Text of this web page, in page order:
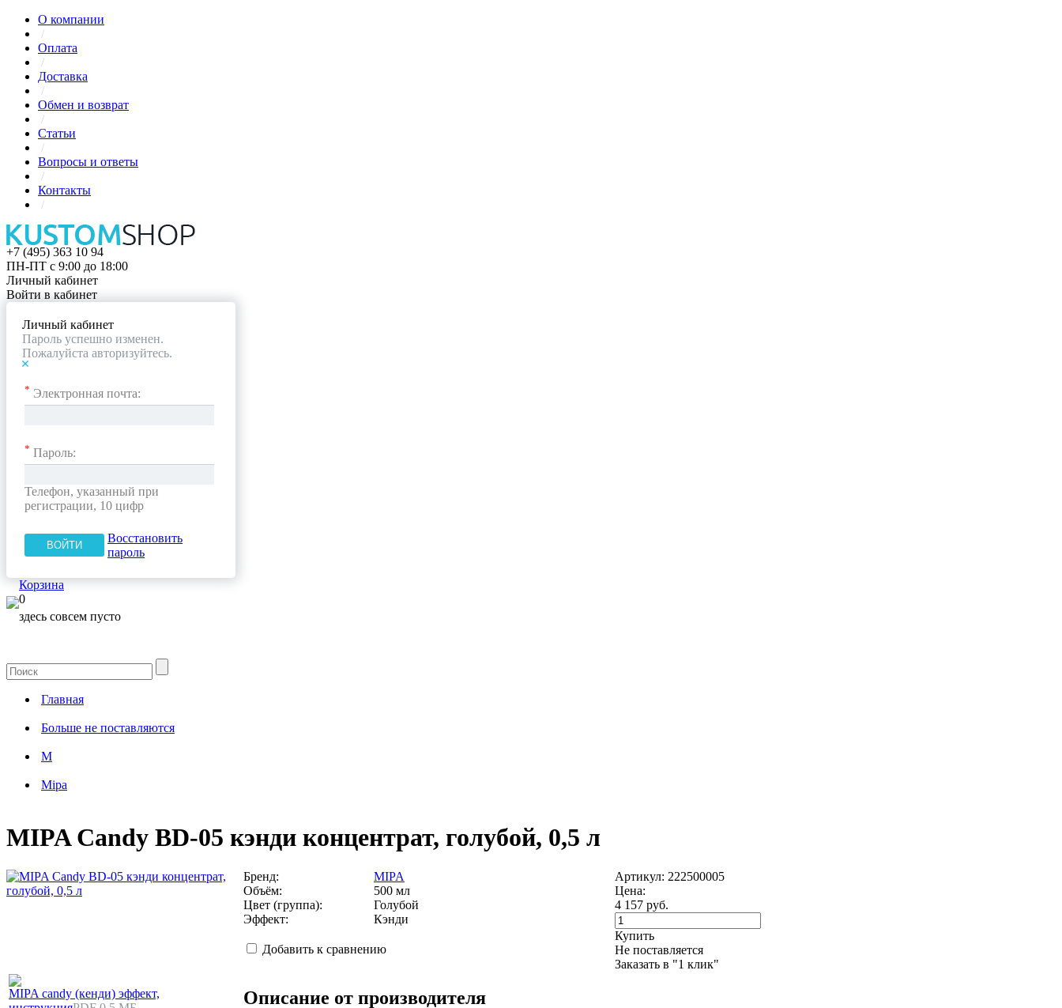
О компании
/
Оплата
/
Доставка
/
Обмен и возврат
/
Статьи
/
Вопросы и ответы
/
Контакты
/
+7 (495) 363 10 94
ПН-ПТ с 9:00 до 18:00
Личный кабинет
Войти в кабинет
Личный кабинет
Пароль успешно изменен.
Пожалуйста авторизуйтесь.
* Электронная почта:
* Пароль:
Телефон, указанный при
регистрации, 10 цифр
Восстановить
пароль
Корзина
0
здесь совсем пусто
Главная
Больше не поставляются
M
Mipa
MIPA Candy BD-05 кэнди концентрат, голубой, 0,5 л
Бренд:
MIPA
Объём:
500 мл
Цвет (группа):
Голубой
Эффект:
Кэнди
Добавить к сравнению
Артикул: 222500005
Цена:
4 157 руб.
Купить
Не поставляется
Заказать в "1 клик"
MIPA candy (кенди) эффект,
Описание от производителя